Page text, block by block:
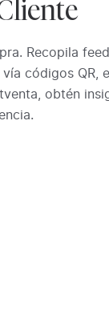
Recopila
códigos QR,
obtén